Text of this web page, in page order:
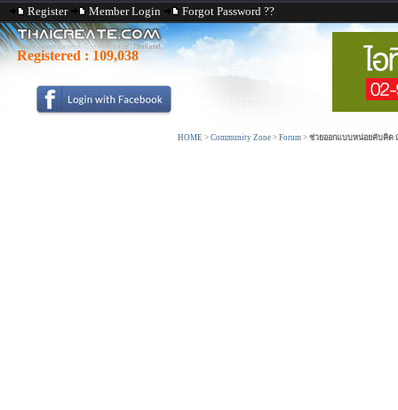
Register Member Login Forgot Password ??
Registered : 109,038
HOME > Community Zone > Forum > ช่วยออกแบบหน่อยคับคิด